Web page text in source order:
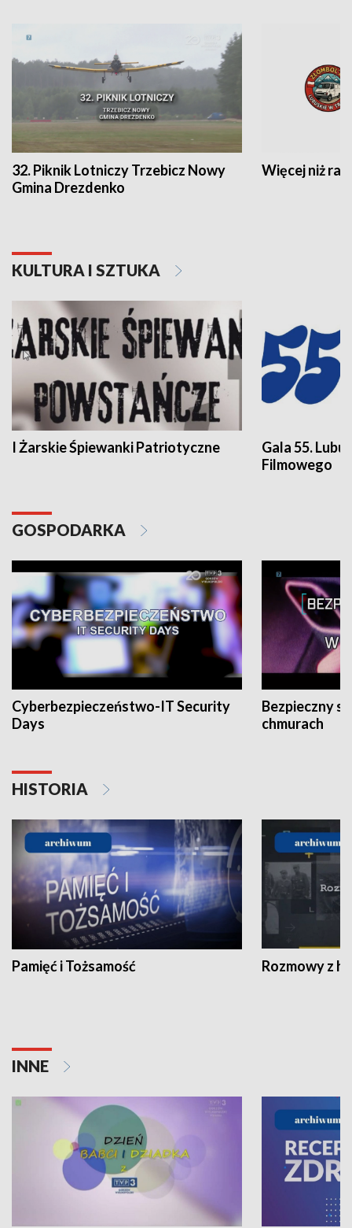
32. Piknik Lotniczy Trzebicz Nowy
Gmina Drezdenko
Więcej niż rajd
KULTURA I SZTUKA
I Żarskie Śpiewanki Patriotyczne
Gala 55.
Filmowego
GOSPODARKA
Cyberbezpieczeństwo-IT Security
Days
Bezpieczny
chmurach
HISTORIA
Pamięć i Tożsamość Rozmowy z
INNE